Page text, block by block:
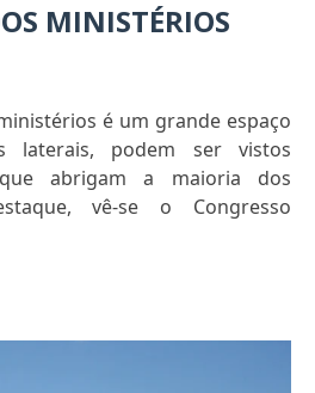
MINISTÉRIOS
é um grande espaço
laterais, podem ser vistos
abrigam a maioria dos
vê-se o Congresso